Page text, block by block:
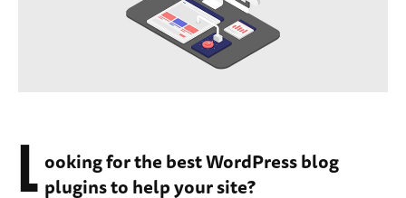
L ooking for the best WordPress blog
plugins to help your site?